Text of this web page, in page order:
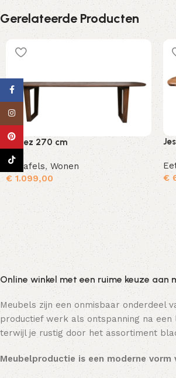
Gerelateerde Producten
Cortez 270 cm
Eettafels,Wonen
€ 1.099,00
Toevoegen aan winkelwagen
€
Online winkel met een ruime keuze aan
Meubels zijn een onmisbaar onderdeel
productief werk als ontspanning na
terwijl je rustig door het assortiment
Meubelproductie is een moderne vorm
Facebook
Instagram
Pinterest
TikTok